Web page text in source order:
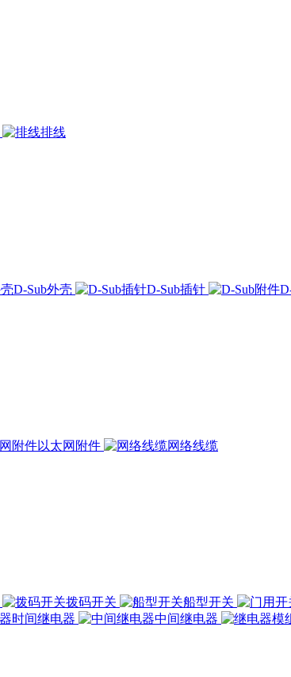
排线
D-Sub外壳 D-Sub插针
以太网附件 网络线缆
拨码开关 船型开关
时间继电器 中间继电器